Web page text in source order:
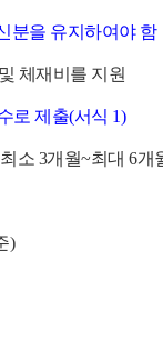
을 유지하여야 함
체재비를 지원
제출(서식 1)
소 3개월~최대 6개
)